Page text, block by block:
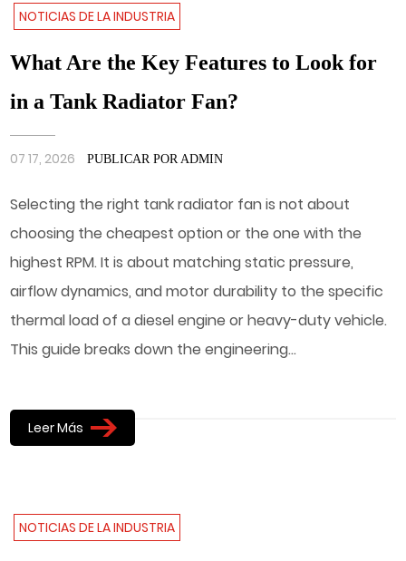
NOTICIAS DE LA INDUSTRIA
What Are the Key Features to Look for
in a Tank Radiator Fan?
07 17, 2026 PUBLICAR POR ADMIN
Selecting the right tank radiator fan is not about
choosing the cheapest option or the one with the
highest RPM. It is about matching static pressure,
airflow dynamics, and motor durability to the specific
thermal load of a diesel engine or heavy-duty vehicle.
This guide breaks down the engineering...
Leer Más
NOTICIAS DE LA INDUSTRIA